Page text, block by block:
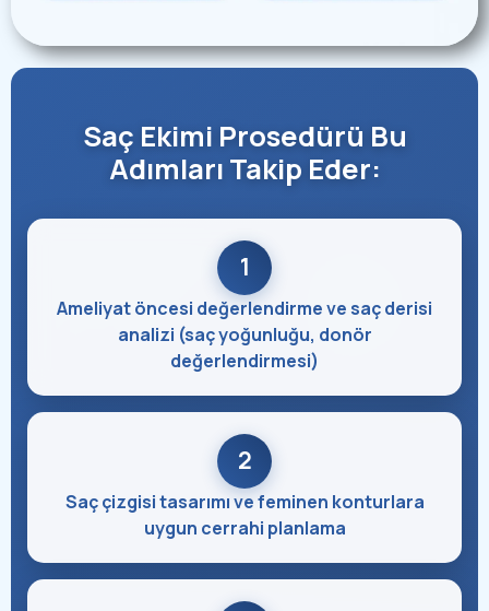
Saç Ekimi Prosedürü Bu
Adımları Takip Eder:
1
Ameliyat öncesi değerlendirme ve saç derisi
analizi (saç yoğunluğu, donör
değerlendirmesi)
2
Saç çizgisi tasarımı ve feminen konturlara
uygun cerrahi planlama